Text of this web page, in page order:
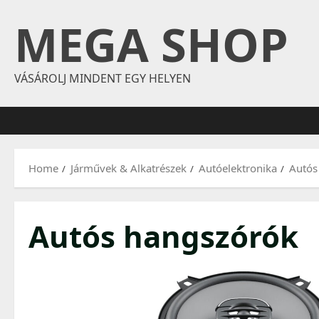
content
MEGA SHOP
VÁSÁROLJ MINDENT EGY HELYEN
Home Járművek & Alkatrészek Autóelektronika
Autós hangszórók